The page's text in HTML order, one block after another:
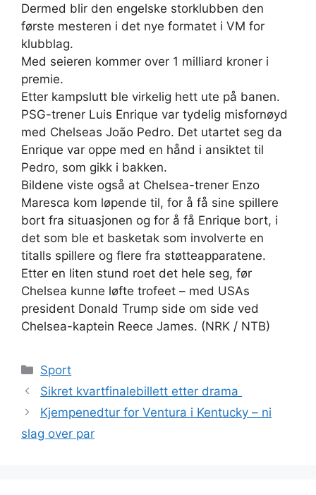
Dermed blir den engelske storklubben den
første mesteren i det nye formatet i VM for
klubblag.
Med seieren kommer over 1 milliard kroner i
premie.
Etter kampslutt ble virkelig hett ute på banen.
PSG-trener Luis Enrique var tydelig misfornøyd
med Chelseas João Pedro. Det utartet seg da
Enrique var oppe med en hånd i ansiktet til
Pedro, som gikk i bakken.
Bildene viste også at Chelsea-trener Enzo
Maresca kom løpende til, for å få sine spillere
bort fra situasjonen og for å få Enrique bort, i
det som ble et basketak som involverte en
titalls spillere og flere fra støtteapparatene.
Etter en liten stund roet det hele seg, før
Chelsea kunne løfte trofeet – med USAs
president Donald Trump side om side ved
Chelsea-kaptein Reece James. (NRK / NTB)
Kategorier
Sport
Sikret kvartfinalebillett etter drama
Kjempenedtur for Ventura i Kentucky – ni
slag over par